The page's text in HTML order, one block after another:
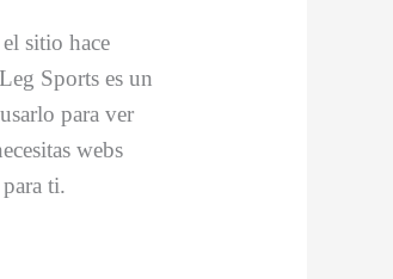
sitio hace
Sports es un
para ver
webs
ti.